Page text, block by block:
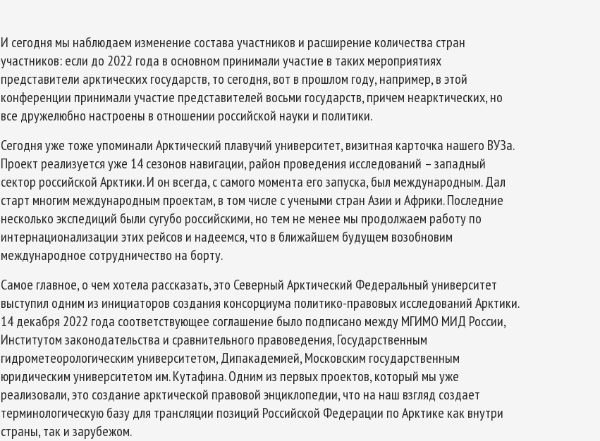
И сегодня мы наблюдаем изменение состава участников и расширение количества стран
участников: если до 2022 года в основном принимали участие в таких мероприятиях
представители арктических государств, то сегодня, вот в прошлом году, например, в этой
конференции принимали участие представителей восьми государств, причем неарктических, но
все дружелюбно настроены в отношении российской науки и политики.
Сегодня уже тоже упоминали Арктический плавучий университет, визитная карточка нашего ВУЗа.
Проект реализуется уже 14 сезонов навигации, район проведения исследований – западный
сектор российской Арктики. И он всегда, с самого момента его запуска, был международным. Дал
старт многим международным проектам, в том числе с учеными стран Азии и Африки. Последние
несколько экспедиций были сугубо российскими, но тем не менее мы продолжаем работу по
интернационализации этих рейсов и надеемся, что в ближайшем будущем возобновим
международное сотрудничество на борту.
Самое главное, о чем хотела рассказать, это Северный Арктический Федеральный университет
выступил одним из инициаторов создания консорциума политико-правовых исследований Арктики.
14 декабря 2022 года соответствующее соглашение было подписано между МГИМО МИД России,
Институтом законодательства и сравнительного правоведения, Государственным
гидрометеорологическим университетом, Дипакадемией, Московским государственным
юридическим университетом им. Кутафина. Одним из первых проектов, который мы уже
реализовали, это создание арктической правовой энциклопедии, что на наш взгляд создает
терминологическую базу для трансляции позиций Российской Федерации по Арктике как внутри
страны, так и зарубежом.